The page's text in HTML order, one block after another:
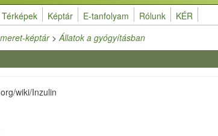
Térképek Képtár E-tanfolyam Rólunk KÉR
képtár>Állatok a gyógyításban
wiki/Inzulin